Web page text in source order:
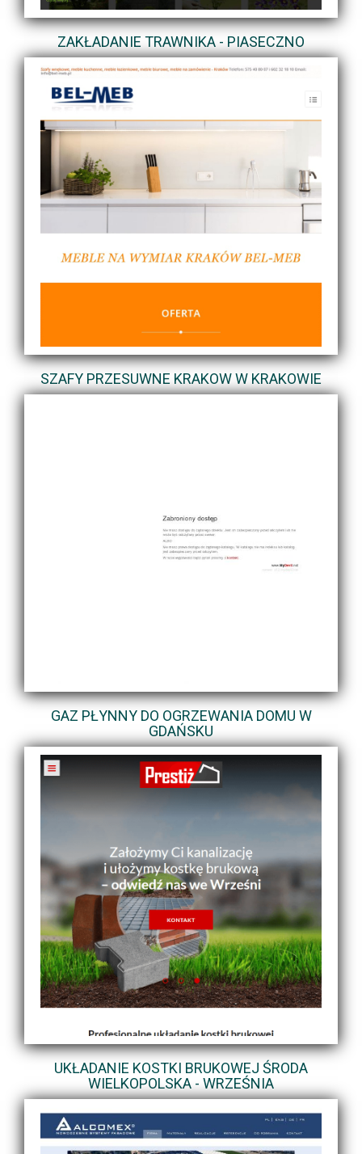
ZAKŁADANIE TRAWNIKA - PIASECZNO
SZAFY PRZESUWNE KRAKOW W KRAKOWIE
GAZ PŁYNNY DO OGRZEWANIA DOMU W
GDAŃSKU
UKŁADANIE KOSTKI BRUKOWEJ ŚRODA
WIELKOPOLSKA - WRZEŚNIA